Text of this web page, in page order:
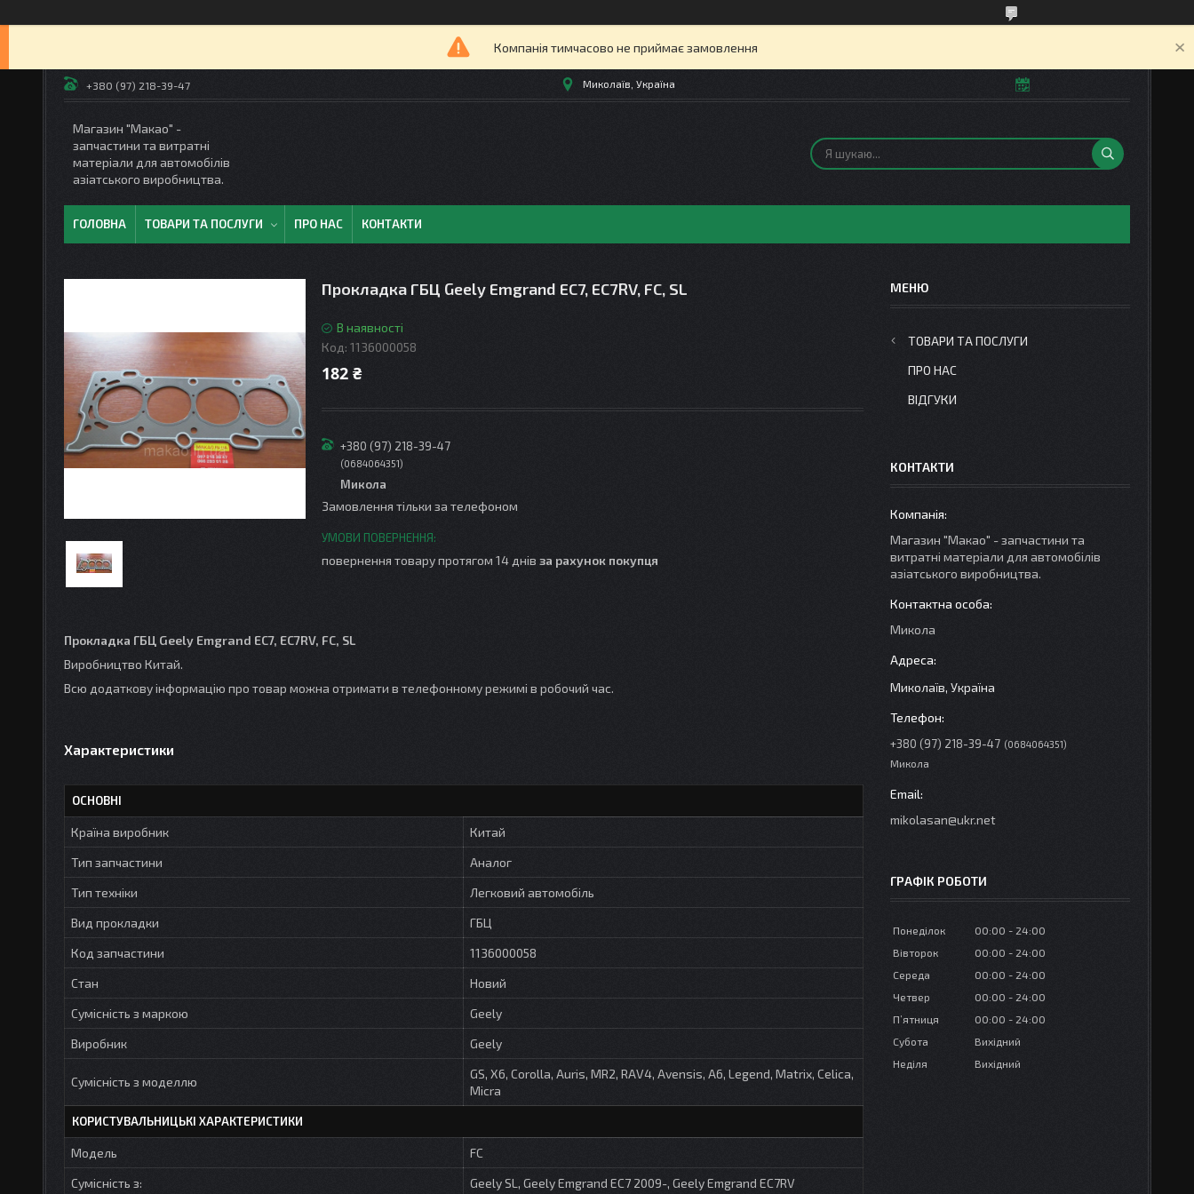
Компанія тимчасово не приймає замовлення
+380 (97) 218-39-47 Миколаїв, Україна
Магазин "Макао" -
запчастини та витратні
матеріали для автомобілів
азіатського виробництва.
ГОЛОВНА ТОВАРИ ТА ПОСЛУГИ ПРО НАС КОНТАКТИ
Прокладка ГБЦ Geely Emgrand EC7, EC7RV, FC, SL
В наявності
Код: 1136000058
182 ₴
+380 (97) 218-39-47
0684064351
Микола
Замовлення тільки за телефоном
повернення товару протягом 14 днів за рахунок покупця
Прокладка ГБЦ Geely Emgrand EC7, EC7RV, FC, SL
Виробництво Китай.
Всю додаткову інформацію про товар можна отримати в телефонному режимі в робочий час.
Характеристики
ОСНОВНІ
Країна виробник
Китай
Тип запчастини
Аналог
Тип техніки
Легковий автомобіль
Вид прокладки
ГБЦ
Код запчастини
1136000058
Стан
Новий
Сумісність з маркою
Geely
Виробник
Geely
Сумісність з моделлю
GS, X6, Corolla, Auris, MR2, RAV4, Avensis, A6, Legend, Matrix, Celica,
Micra
КОРИСТУВАЛЬНИЦЬКІ ХАРАКТЕРИСТИКИ
Модель
FC
Сумісність з:
Geely SL, Geely Emgrand EC7 2009-, Geely Emgrand EC7RV
ТОВАРИ ТА ПОСЛУГИ
ПРО НАС
ВІДГУКИ
КОНТАКТИ
Магазин "Макао" - запчастини та
витратні матеріали для автомобілів
азіатського виробництва.
Микола
Миколаїв, Україна
+380 (97) 218-39-47 0684064351
Микола
mikolasan@ukr.net
ГРАФІК РОБОТИ
Понеділок 00:00
24:00
Вівторок
00:00
24:00
Середа
00:00
24:00
Четвер
00:00
24:00
Пʼятниця
00:00
24:00
Субота
Вихідний
Неділя
Вихідний